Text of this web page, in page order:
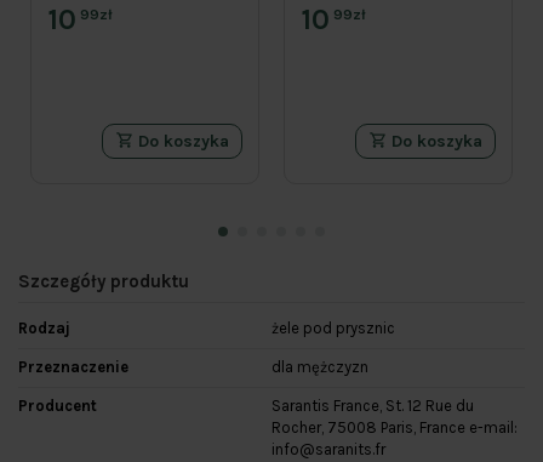
10 99zł
Do koszyka
10 99zł
Do koszyka
Szczegóły produktu
Rodzaj żele pod prysznic
Przeznaczenie dla mężczyzn
Producent
Sarantis France, St. 12 Rue du
Rocher, 75008 Paris, France e-mail:
info@saranits.fr